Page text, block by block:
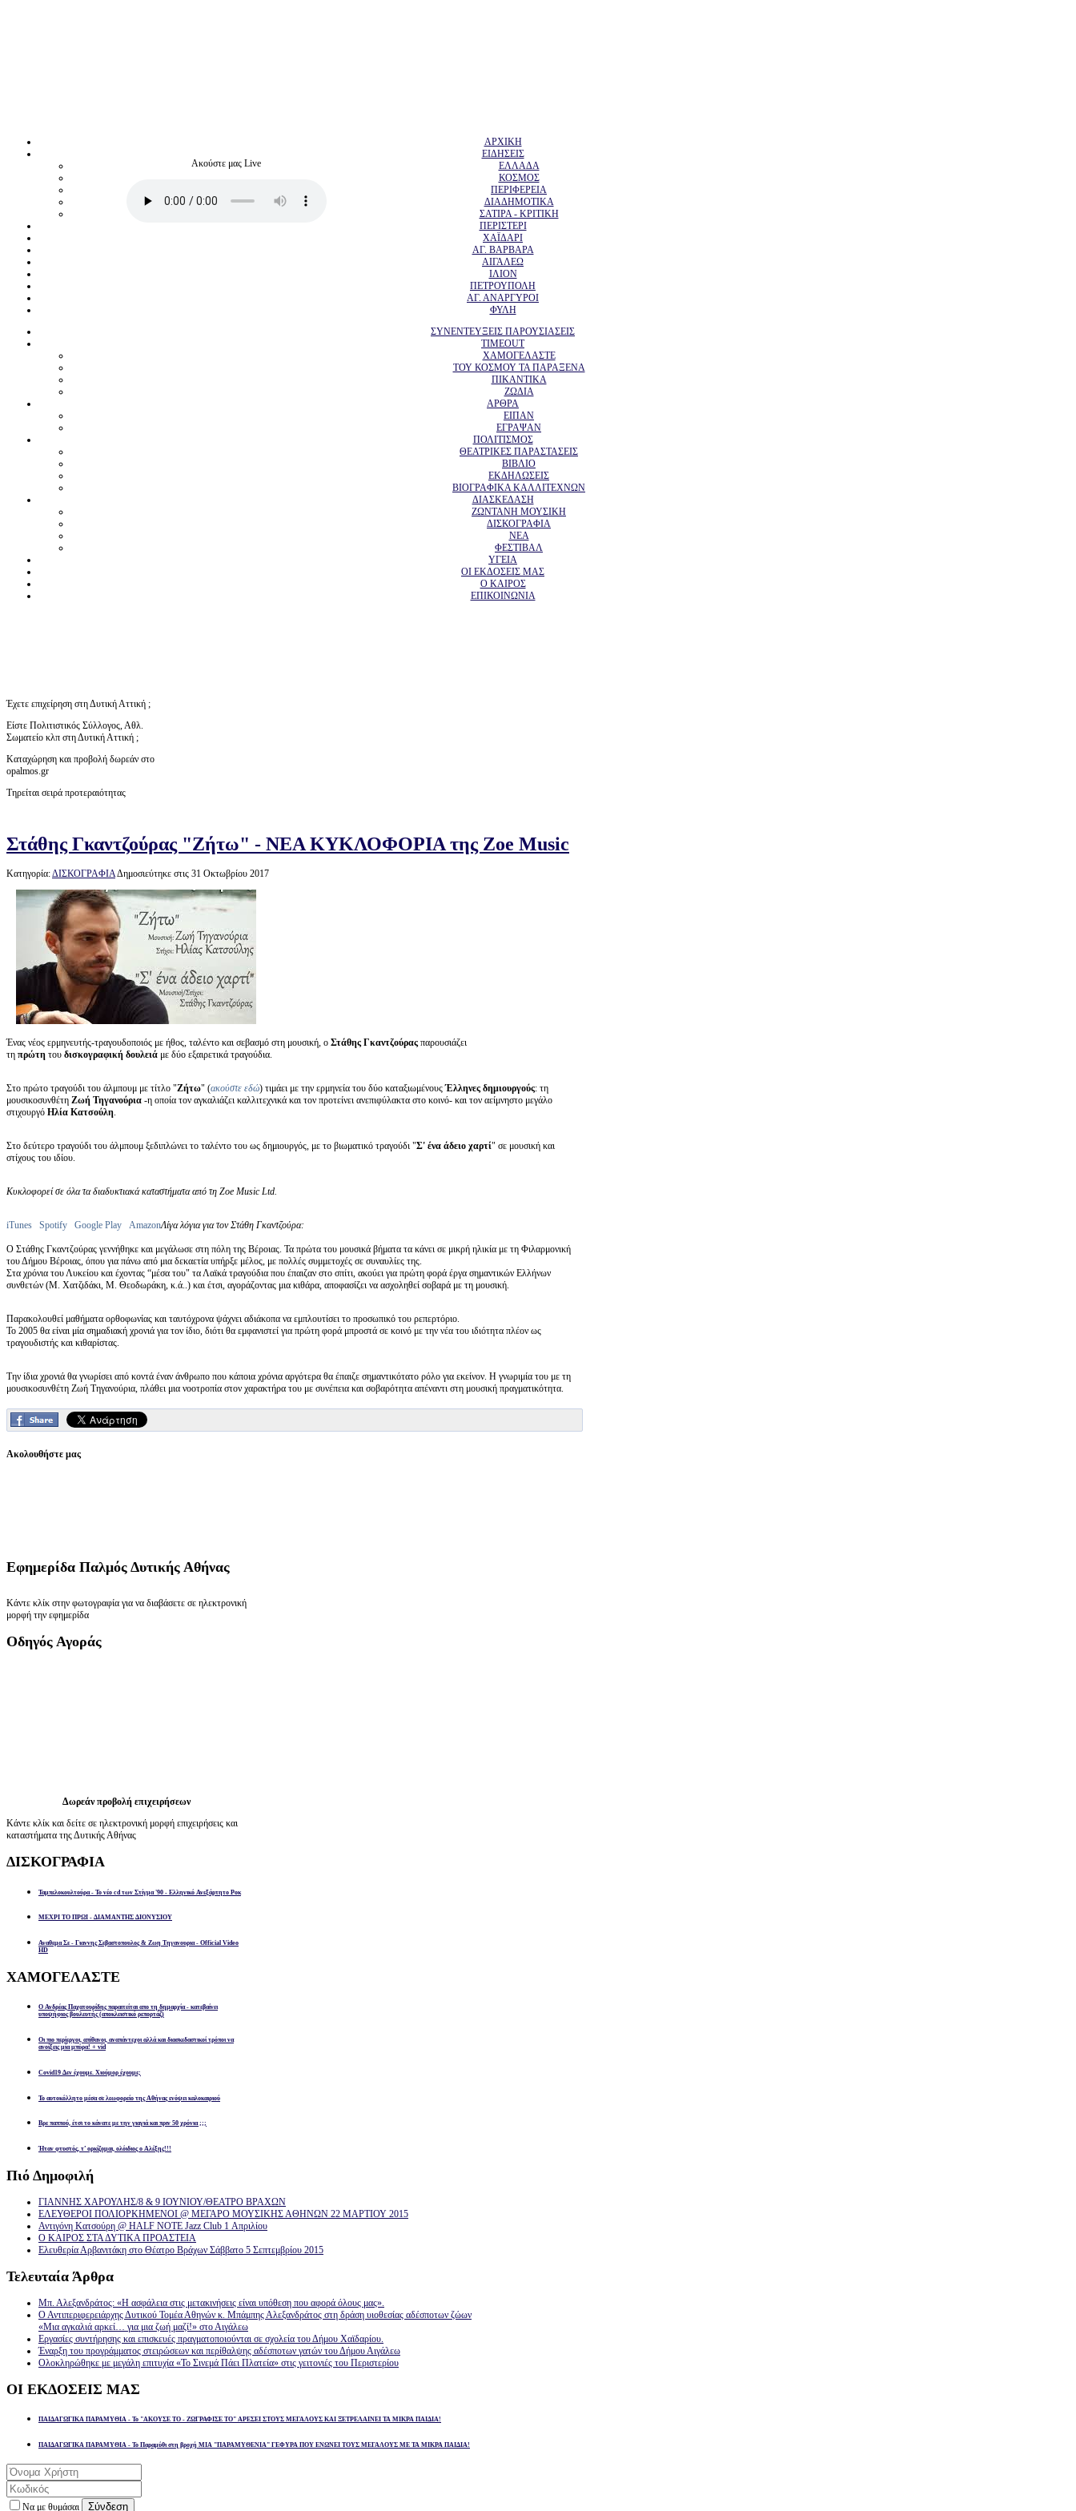
Ακούστε μας Live
ΑΡΧΙΚΗ
ΕΙΔΗΣΕΙΣ
ΕΛΛΑΔΑ
ΚΟΣΜΟΣ
ΠΕΡΙΦΕΡΕΙΑ
ΔΙΑΔΗΜΟΤΙΚΑ
ΣΑΤΙΡΑ - ΚΡΙΤΙΚΗ
ΠΕΡΙΣΤΕΡΙ
ΧΑΪΔΑΡΙ
ΑΓ. ΒΑΡΒΑΡΑ
ΑΙΓΑΛΕΩ
ΙΛΙΟΝ
ΠΕΤΡΟΥΠΟΛΗ
ΑΓ. ΑΝΑΡΓΥΡΟΙ
ΦΥΛΗ
ΣΥΝΕΝΤΕΥΞΕΙΣ ΠΑΡΟΥΣΙΑΣΕΙΣ
TIMEOUT
ΧΑΜΟΓΕΛΑΣΤΕ
ΤΟΥ ΚΟΣΜΟΥ ΤΑ ΠΑΡΑΞΕΝΑ
ΠΙΚΑΝΤΙΚΑ
ΖΩΔΙΑ
ΑΡΘΡΑ
ΕΙΠΑΝ
ΕΓΡΑΨΑΝ
ΠΟΛΙΤΙΣΜΟΣ
ΘΕΑΤΡΙΚΕΣ ΠΑΡΑΣΤΑΣΕΙΣ
ΒΙΒΛΙΟ
ΕΚΔΗΛΩΣΕΙΣ
ΒΙΟΓΡΑΦΙΚΑ ΚΑΛΛΙΤΕΧΝΩΝ
ΔΙΑΣΚΕΔΑΣΗ
ΖΩΝΤΑΝΗ ΜΟΥΣΙΚΗ
ΔΙΣΚΟΓΡΑΦΙΑ
ΝΕΑ
ΦΕΣΤΙΒΑΛ
ΥΓΕΙΑ
ΟΙ ΕΚΔΟΣΕΙΣ ΜΑΣ
Ο ΚΑΙΡΟΣ
ΕΠΙΚΟΙΝΩΝΙΑ
Έχετε επιχείρηση στη Δυτική Αττική ;
Είστε Πολιτιστικός Σύλλογος, Αθλ.
Σωματείο κλπ στη Δυτική Αττική ;
Καταχώρηση και προβολή δωρεάν στο
opalmos.gr
Τηρείται σειρά προτεραιότητας
Στάθης Γκαντζούρας "Ζήτω" - ΝΕΑ ΚΥΚΛΟΦΟΡΙΑ της Zoe Music
Κατηγορία:ΔΙΣΚΟΓΡΑΦΙΑΔημοσιεύτηκε στις 31 Οκτωβρίου 2017
Ένας νέος ερμηνευτής-τραγουδοποιός με ήθος, ταλέντο και σεβασμό στη μουσική, ο Στάθης Γκαντζούρας παρουσιάζει
τη πρώτη του δισκογραφική δουλειά με δύο εξαιρετικά τραγούδια.
Στο πρώτο τραγούδι του άλμπουμ με τίτλο "Ζήτω" (ακούστε εδώ) τιμάει με την ερμηνεία του δύο καταξιωμένουςΈλληνες δημιουργούς: τη
μουσικοσυνθέτη Ζωή Τηγανούρια -η οποία τον αγκαλιάζει καλλιτεχνικά και τον προτείνει ανεπιφύλακτα στο κοινό- και τον αείμνηστο μεγάλο
στιχουργό Ηλία Κατσούλη.
Στο δεύτερο τραγούδι του άλμπουμ ξεδιπλώνει το ταλέντο του ως δημιουργός, με το βιωματικό τραγούδι "Σ' ένα άδειο χαρτί" σε μουσική και
στίχους του ιδίου.
Κυκλοφορεί σε όλα τα διαδυκτιακά καταστήματα από τη Zoe Music Ltd.
iTunes Spotify Google Play AmazonΛίγα λόγια για τον Στάθη Γκαντζούρα:
Ο Στάθης Γκαντζούρας γεννήθηκε και μεγάλωσε στη πόλη της Βέροιας. Τα πρώτα του μουσικά βήματα τα κάνει σε μικρή ηλικία με τη Φιλαρμονική
του Δήμου Βέροιας, όπου για πάνω από μια δεκαετία υπήρξε μέλος, με πολλές συμμετοχές σε συναυλίες της.
Στα χρόνια του Λυκείου και έχοντας “μέσα του" τα Λαϊκά τραγούδια που έπαιζαν στο σπίτι, ακούει για πρώτη φορά έργα σημαντικών Ελλήνων
συνθετών (Μ. Χατζιδάκι, Μ. Θεοδωράκη, κ.ά..) και έτσι, αγοράζοντας μια κιθάρα, αποφασίζει να ασχοληθεί σοβαρά με τη μουσική.
Παρακολουθεί μαθήματα ορθοφωνίας και ταυτόχρονα ψάχνει αδιάκοπα να εμπλουτίσει το προσωπικό του ρεπερτόριο.
Το 2005 θα είναι μία σημαδιακή χρονιά για τον ίδιο, διότι θα εμφανιστεί για πρώτη φορά μπροστά σε κοινό με την νέα του ιδιότητα πλέον ως
τραγουδιστής και κιθαρίστας.
Την ίδια χρονιά θα γνωρίσει από κοντά έναν άνθρωπο που κάποια χρόνια αργότερα θα έπαιζε σημαντικότατο ρόλο για εκείνον. Η γνωριμία του με τη
μουσικοσυνθέτη Ζωή Τηγανούρια, πλάθει μια νοοτροπία στον χαρακτήρα του με συνέπεια και σοβαρότητα απέναντι στη μουσική πραγματικότητα.
Ακολουθήστε μας
Εφημερίδα Παλμός Δυτικής Αθήνας
Κάντε κλίκ στην φωτογραφία για να διαβάσετε σε ηλεκτρονική
μορφή την εφημερίδα
Οδηγός Αγοράς
Δωρεάν προβολή επιχειρήσεων
Κάντε κλίκ και δείτε σε ηλεκτρονική μορφή επιχειρήσεις και
καταστήματα της Δυτικής Αθήνας
ΔΙΣΚΟΓΡΑΦΙΑ
Ταμπελοκουλτούρα - Το νέο cd των Στίγμα '90 - Ελληνικό Ανεξάρτητο Ροκ
ΜΕΧΡΙ ΤΟ ΠΡΩΙ - ΔΙΑΜΑΝΤΗΣ ΔΙΟΝΥΣΙΟΥ
Αναθεμα Σε - Γιαννης Σεβαστοπουλος & Ζωη Τηγανουρια - Official Video
HD
ΧΑΜΟΓΕΛΑΣΤΕ
Ο Ανδρέας Παχατουρίδης παραιτείται απο τη δημαρχία - κατεβαίνει
υποψήφιος βουλευτής (αποκλειστικό ρεπορτάζ)
Οι πιο περίεργοι, απίθανοι, αναπάντεχοι αλλά και διασκεδαστικοί τρόποι να
ανοίξεις μία μπύρα! + vid
Covid19 Δεν έχουμε. Χιούμορ έχουμε;
Το αυτοκόλλητο μέσα σε λεωφορείο της Αθήνας ενόψει καλοκαιριού
Βρε παππού, έτσι το κάνατε με την γιαγιά και πριν 50 χρόνια ;;;
Ήταν φτυστός, τ’ ορκίζομαι, ολόιδιος ο Αλέξης!!!
Πιό Δημοφιλή
ΓΙΑΝΝΗΣ ΧΑΡΟΥΛΗΣ/8 & 9 ΙΟΥΝΙΟΥ/ΘΕΑΤΡΟ ΒΡΑΧΩΝ
ΕΛΕΥΘΕΡΟΙ ΠΟΛΙΟΡΚΗΜΕΝΟΙ @ ΜΕΓΑΡΟ ΜΟΥΣΙΚΗΣ ΑΘΗΝΩΝ 22 ΜΑΡΤΙΟΥ 2015
Αντιγόνη Κατσούρη @ HALF NOTE Jazz Club 1 Απριλίου
Ο ΚΑΙΡΟΣ ΣΤΑ ΔΥΤΙΚΑ ΠΡΟΑΣΤΕΙΑ
Ελευθερία Αρβανιτάκη στο Θέατρο Βράχων Σάββατο 5 Σεπτεμβρίου 2015
Τελευταία Άρθρα
Μπ. Αλεξανδράτος: «Η ασφάλεια στις μετακινήσεις είναι υπόθεση που αφορά όλους μας».
Ο Αντιπεριφερειάρχης Δυτικού Τομέα Αθηνών κ. Μπάμπης Αλεξανδράτος στη δράση υιοθεσίας αδέσποτων ζώων
«Μια αγκαλιά αρκεί… για μια ζωή μαζί!» στο Αιγάλεω
Εργασίες συντήρησης και επισκευές πραγματοποιούνται σε σχολεία του Δήμου Χαϊδαρίου.
Έναρξη του προγράμματος στειρώσεων και περίθαλψης αδέσποτων γατών του Δήμου Αιγάλεω
Ολοκληρώθηκε με μεγάλη επιτυχία «Το Σινεμά Πάει Πλατεία» στις γειτονιές του Περιστερίου
ΟΙ ΕΚΔΟΣΕΙΣ ΜΑΣ
ΠΑΙΔΑΓΩΓΙΚΑ ΠΑΡΑΜΥΘΙΑ - Το "ΑΚΟΥΣΕ ΤΟ - ΖΩΓΡΑΦΙΣΕ ΤΟ" ΑΡΕΣΕΙ ΣΤΟΥΣ ΜΕΓΑΛΟΥΣ ΚΑΙ ΞΕΤΡΕΛΑΙΝΕΙ ΤΑ ΜΙΚΡΑ ΠΑΙΔΙΑ!
ΠΑΙΔΑΓΩΓΙΚΑ ΠΑΡΑΜΥΘΙΑ - Το Παραμύθι στη βροχή ΜΙΑ "ΠΑΡΑΜΥΘΕΝΙΑ" ΓΕΦΥΡΑ ΠΟΥ ΕΝΩΝΕΙ ΤΟΥΣ ΜΕΓΑΛΟΥΣ ΜΕ ΤΑ ΜΙΚΡΑ ΠΑΙΔΙΑ!
Να με θυμάσαι Σύνδεση